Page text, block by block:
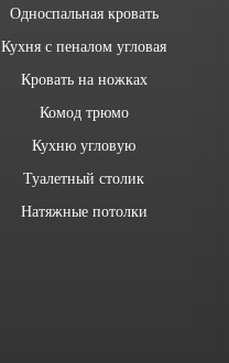
Односпальная кровать
Кухня с пеналом угловая
Кровать на ножках
Комод трюмо
Кухню угловую
Туалетный столик
Натяжные потолки